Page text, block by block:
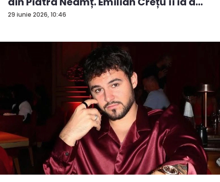
29 iunie 2026, 10:46